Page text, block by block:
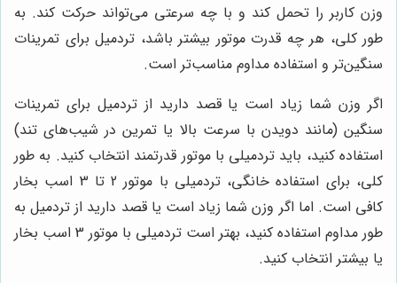
وزن کاربر را تحمل کند و با چه سرعتی می‌تواند حرکت کند. به
طور کلی، هر چه قدرت موتور بیشتر باشد، تردمیل برای تمرینات
سنگین‌تر و استفاده مداوم مناسب‌تر است.
اگر وزن شما زیاد است یا قصد دارید از تردمیل برای تمرینات
سنگین (مانند دویدن با سرعت بالا یا تمرین در شیب‌های تند)
استفاده کنید، باید تردمیلی با موتور قدرتمند انتخاب کنید. به طور
کلی، برای استفاده خانگی، تردمیلی با موتور 2 تا 3 اسب بخار
کافی است. اما اگر وزن شما زیاد است یا قصد دارید از تردمیل به
طور مداوم استفاده کنید، بهتر است تردمیلی با موتور 3 اسب بخار
یا بیشتر انتخاب کنید.